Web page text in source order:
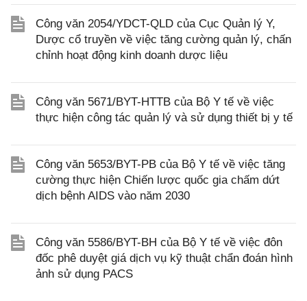
Công văn 2054/YDCT-QLD của Cục Quản lý Y,
Dược cổ truyền về việc tăng cường quản lý, chấn
chỉnh hoạt động kinh doanh dược liệu
Công văn 5671/BYT-HTTB của Bộ Y tế về việc
thực hiện công tác quản lý và sử dụng thiết bị y tế
Công văn 5653/BYT-PB của Bộ Y tế về việc tăng
cường thực hiện Chiến lược quốc gia chấm dứt
dịch bệnh AIDS vào năm 2030
Công văn 5586/BYT-BH của Bộ Y tế về việc đôn
đốc phê duyệt giá dịch vụ kỹ thuật chẩn đoán hình
ảnh sử dụng PACS